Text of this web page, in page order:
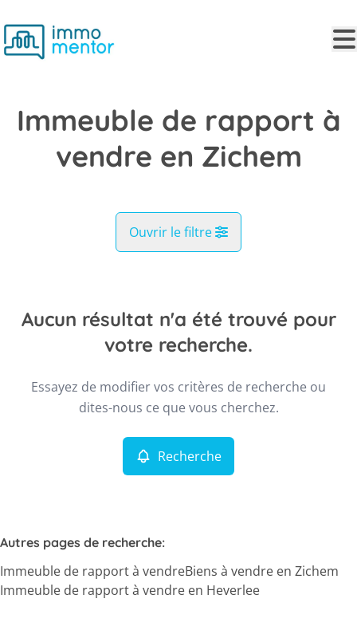
Immeuble de rapport à
vendre en Zichem
Ouvrir le filtre
Zichem (3271) Remove
Immeuble de rapport Remove
Max. budget
Vue de la carte
Recherche Trier par
Aucun résultat n'a été trouvé pour
votre recherche.
Essayez de modifier vos critères de recherche ou
dites-nous ce que vous cherchez.
Recherche
Autres pages de recherche:
Immeuble de rapport à vendreBiens à vendre en Zichem
Immeuble de rapport à vendre en Heverlee